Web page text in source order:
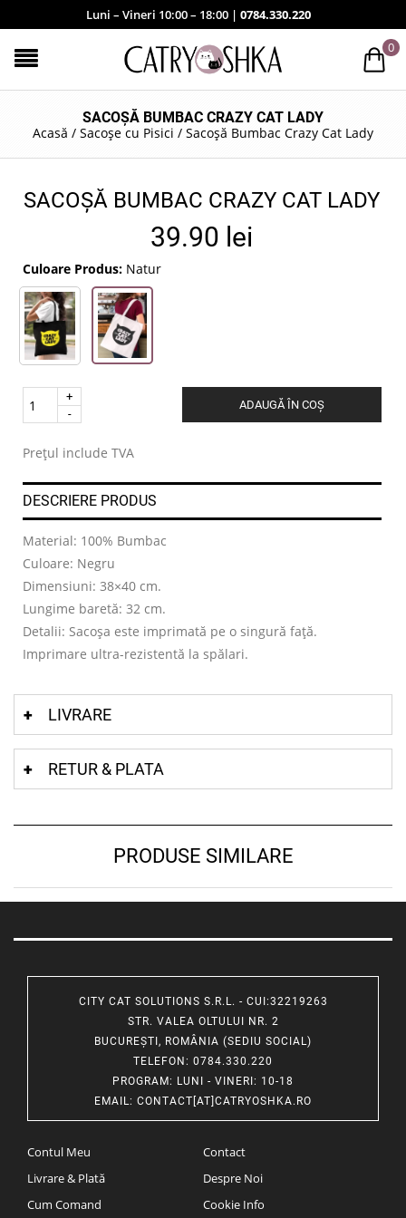
Luni – Vineri 10:00 – 18:00 | 0784.330.220
0
SACOȘĂ BUMBAC CRAZY CAT LADY
Acasă / Sacoșe cu Pisici / Sacoșă Bumbac Crazy Cat Lady
SACOȘĂ BUMBAC CRAZY CAT LADY
39.90 lei
Culoare Produs: Natur
Quantity
ADAUGĂ ÎN COȘ
Prețul include TVA
DESCRIERE PRODUS
Material: 100% Bumbac
Culoare: Negru
Dimensiuni: 38×40 cm.
Lungime baretă: 32 cm.
Detalii: Sacoșa este imprimată pe o singură față.
Imprimare ultra-rezistentă la spălari.
LIVRARE
RETUR & PLATA
PRODUSE SIMILARE
CITY CAT SOLUTIONS S.R.L. - CUI:32219263
STR. VALEA OLTULUI NR. 2
BUCUREȘTI, ROMÂNIA (SEDIU SOCIAL)
TELEFON : 0784.330.220
PROGRAM: LUNI - VINERI: 10-18
EMAIL: CONTACT[AT]CATRYOSHKA.RO
Contul Meu
Livrare & Plată
Cum Comand
Contact
Despre Noi
Cookie Info